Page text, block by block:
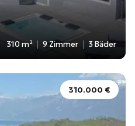
310 m² 9 Zimmer 3 Bäder
310.000 €